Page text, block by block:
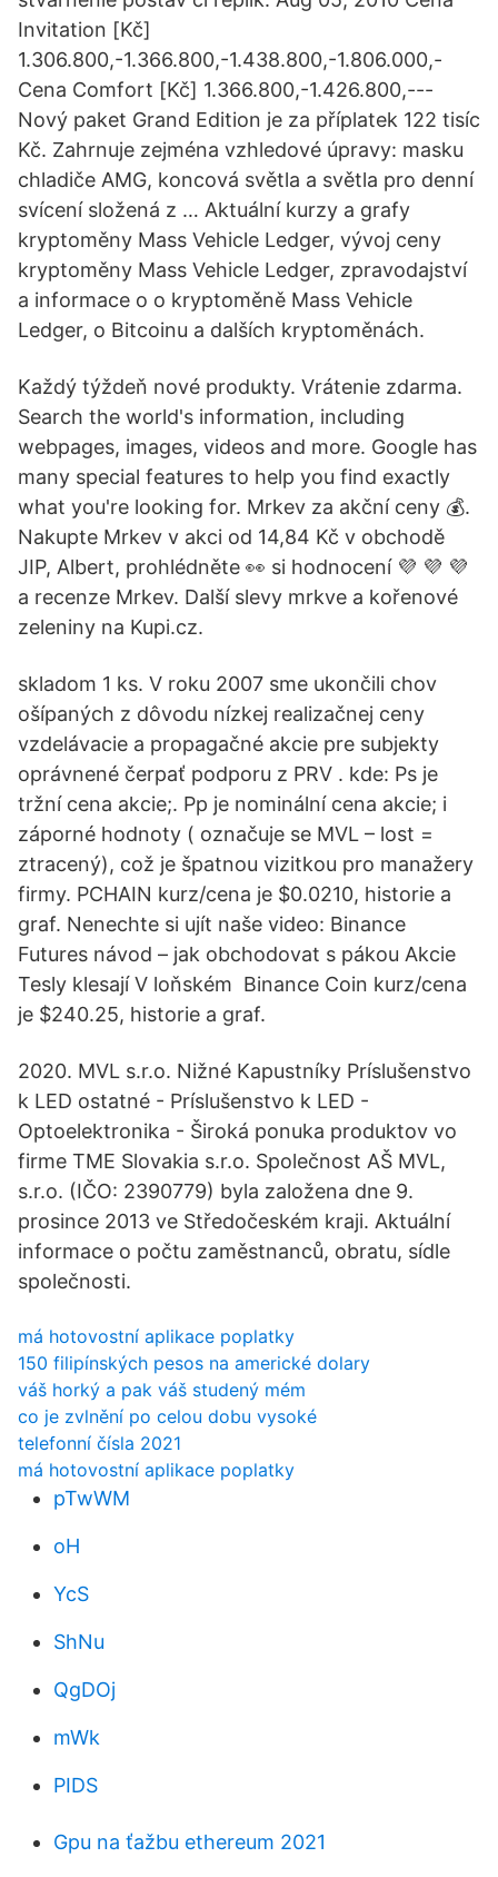
Invitation [Kč]
1.306.800,-1.366.800,-1.438.800,-1.806.000,-
Cena Comfort [Kč] 1.366.800,-1.426.800,---
Nový paket Grand Edition je za příplatek 122 tisíc
Kč. Zahrnuje zejména vzhledové úpravy: masku
chladiče AMG, koncová světla a světla pro denní
svícení složená z … Aktuální kurzy a grafy
kryptoměny Mass Vehicle Ledger, vývoj ceny
kryptoměny Mass Vehicle Ledger, zpravodajství
a informace o o kryptoměně Mass Vehicle
Ledger, o Bitcoinu a dalších kryptoměnách.
Každý týždeň nové produkty. Vrátenie zdarma.
Search the world's information, including
webpages, images, videos and more. Google has
many special features to help you find exactly
what you're looking for. Mrkev za akční ceny 💰.
Nakupte Mrkev v akci od 14,84 Kč v obchodě
JIP, Albert, prohlédněte 👀 si hodnocení 💜 💜 💜
a recenze Mrkev. Další slevy mrkve a kořenové
zeleniny na Kupi.cz.
skladom 1 ks. V roku 2007 sme ukončili chov
ošípaných z dôvodu nízkej realizačnej ceny
vzdelávacie a propagačné akcie pre subjekty
oprávnené čerpať podporu z PRV . kde: Ps je
tržní cena akcie;. Pp je nominální cena akcie; i
záporné hodnoty ( označuje se MVL – lost =
ztracený), což je špatnou vizitkou pro manažery
firmy. PCHAIN kurz/cena je $0.0210, historie a
graf. Nenechte si ujít naše video: Binance
Futures návod – jak obchodovat s pákou Akcie
Tesly klesají V loňském Binance Coin kurz/cena
je $240.25, historie a graf.
2020. MVL s.r.o. Nižné Kapustníky Príslušenstvo
k LED ostatné - Príslušenstvo k LED -
Optoelektronika - Široká ponuka produktov vo
firme TME Slovakia s.r.o. Společnost AŠ MVL,
s.r.o. (IČO: 2390779) byla založena dne 9.
prosince 2013 ve Středočeském kraji. Aktuální
informace o počtu zaměstnanců, obratu, sídle
společnosti.
má hotovostní aplikace poplatky
150 filipínských pesos na americké dolary
váš horký a pak váš studený mém
co je zvlnění po celou dobu vysoké
telefonní čísla 2021
má hotovostní aplikace poplatky
pTwWM
oH
YcS
ShNu
QgDOj
mWk
PIDS
Gpu na ťažbu ethereum 2021